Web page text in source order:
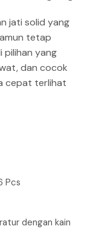
jati solid yang
tetap
pilihan yang
dan cocok
cepat terlihat
Pcs
dengan kain